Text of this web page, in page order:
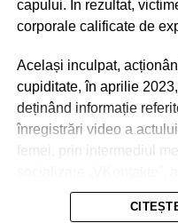
capului. În rezultat,
corporale calificate de
Același inculpat,
cupiditate, în aprilie
deținând informație
înregistrări video a
femei, prin intermediul
transmiterea banilor în
amenința cu răspândirea